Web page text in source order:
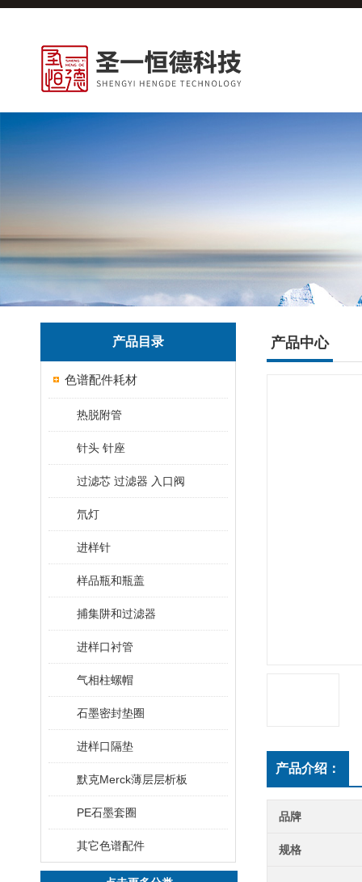
产品目录
色谱配件耗材
热脱附管
针头 针座
过滤芯 过滤器 入口阀
氘灯
进样针
样品瓶和瓶盖
捕集阱和过滤器
进样口衬管
气相柱螺帽
石墨密封垫圈
进样口隔垫
默克Merck薄层层析板
PE石墨套圈
其它色谱配件
产品中心
产品介绍：
品牌
规格